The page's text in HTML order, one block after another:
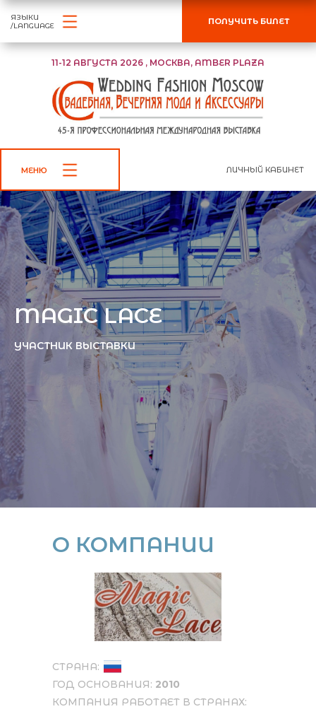
11-12 АВГУСТА 2026 , МОСКВА, AMBER PLAZA
ЛИЧНЫЙ КАБИНЕТ
ЯЗЫКИ
/LANGUAGE
ПОЛУЧИТЬ БИЛЕТ
МЕНЮ
MAGIC LACE
УЧАСТНИК ВЫСТАВКИ
О КОМПАНИИ
ГОД ОСНОВАНИЯ: 2010
КОМПАНИЯ РАБОТАЕТ В СТРАНАХ:
СТРАНА: